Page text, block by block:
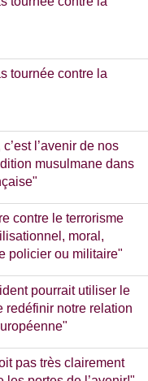
tournée contre la
l’avenir de nos
musulmane dans
contre le terrorisme
moral,
policier ou militaire"
pourrait utiliser le
redéfinir notre relation
pas très clairement